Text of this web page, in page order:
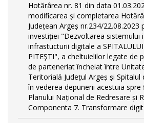
Hotărârea nr. 81 din data
modificarea și completarea
Județean Argeș nr.234/22.08.2023
investiției "Dezvoltarea sistemului
infrastucturii digitale a
PITEŞTI", a cheltuielilor legate de
de parteneriat încheiat între
Teritorială Județul Argeș și
în vederea depunerii acestuia
Planului Național de Redresare și
Componenta 7. Transformare